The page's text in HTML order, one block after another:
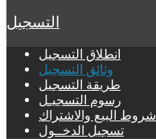
التسجيل
انطلاق التسجيل
وثائق التسجيل
طريقة التسجيل
رسوم التسجيـل
شروط البيع والاشتراك
تسجيل الدخــول